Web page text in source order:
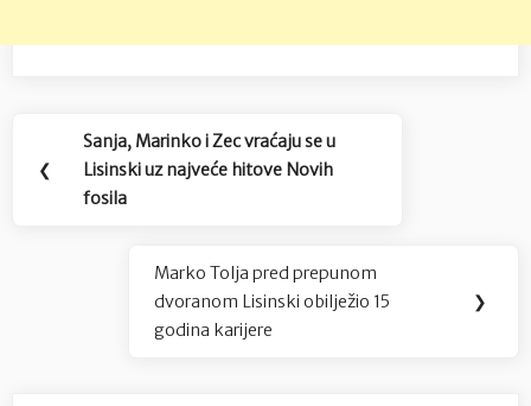
Navigacija
objava
❮
Previous
Post:
Sanja, Marinko i Zec vraćaju se u
Lisinski uz najveće hitove Novih
fosila
Next
Post:
Marko Tolja pred prepunom
dvoranom Lisinski obilježio 15
godina karijere
❯